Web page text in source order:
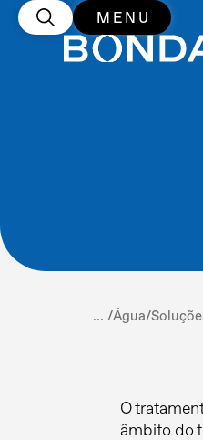
MENU
... /Água/
O
âmbito do